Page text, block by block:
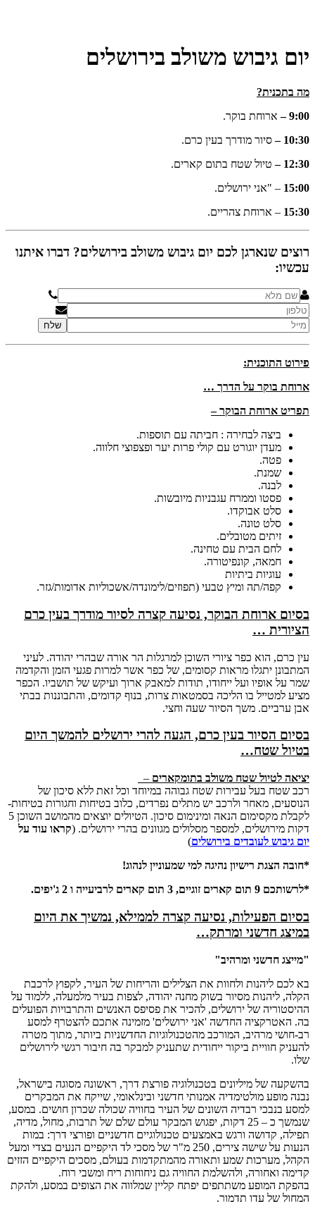
יום גיבוש משולב בירושלים
מה בתכנית?
9:00 –
ארוחת בוקר.
10:30 –
סיור מודרך בעין כרם.
12:30 –
טיול שטח בתום קארים.
15:00 – "אני ירושלים.
15:30 – ארוחת צהריים.
רוצים שנארגן לכם יום גיבוש משולב בירושלים? דברו איתנו
עכשיו:
פירוט התוכנית:
ארוחת בוקר על הדרך …
תפריט ארוחת הבוקר –
ביצה לבחירה : חביתה עם תוספות.
מעדן יוגורט עם קולי פרות יער ופצפוצי חלווה.
פטה.
שמנת.
לבנה.
פסטו וממרח עגבניות מיובשות.
סלט אבוקדו.
סלט טונה.
זיתים מטובלים.
לחם הבית עם טחינה.
חמאה, קונפיטורה.
עוגיות ביתיות
קפה/תה ומיץ טבעי (תפוזים/לימונדה/אשכוליות אדומות/גזר.
בסיום ארוחת הבוקר, נסיעה קצרה לסיור מודרך בעין כרם
הציורית …
עין כרם, הוא כפר ציורי השוכן למרגלות הר אורה שבהרי יהודה. לעיני
המתבונן יתגלו מראות קסומים, של כפר אשר למרות פגעי הזמן והקדמה
שמר על אופיו ועל ייחודו, תודות למאבק ארוך ועיקש של תושביו. הכפר
מציע למטייל בו הליכה בסמטאות צרות, בנוף קדומים, והתבוננות בבתי
אבן ערביים. משך הסיור שעה וחצי.
בסיום הסיור בעין כרם, הגעה להרי ירושלים להמשך היום
בטיול שטח…
יציאה לטיול שטח משולב בתומקארים –
רכב שטח בעל עבירות שטח גבוהה במיוחד וכל זאת ללא סיכון של
הנוסעים, מאחר ולרכב יש מתלים נפרדים, כלוב בטיחות וחגורות בטיחות-
לקבלת מקסימום הנאה ומינימום סיכון. הטיולים יוצאים מהמושב השוכן 5
דקות מירושלים, למספר מסלולים מגוונים בהרי ירושלים. (קראו עוד על
יום גיבוש לעובדים בירושלים)
*חובה הצגת רישיון נהיגה למי שמעוניין לנהוג!
*לרשותכם 9 תום קארים זוגיים, 3 תום קארים לרביעייה ו 2 ג'יפים.
בסיום הפעילות, נסיעה קצרה לממילא, נמשיך את היום
במיצג חדשני ומרתק…
"מייצג חדשני ומרהיב"
בא לכם ליהנות ולחוות את הצלילים והריחות של העיר, לקפוץ לרכבת
הקלה, ליהנות מסיור בשוק מחנה יהודה, לצפות בעיר מלמעלה, ללמוד על
ההיסטוריה של ירושלים, להכיר את פסיפס האנשים והתרבויות הפועלים
בה. האטרקציה החדשה 'אני ירושלים' מזמינה אתכם להצטרף למסע
רב-חושי מרהיב, המורכב מהטכנולוגיות החדשניות ביותר, מתוך מטרה
להעניק חוויית ביקור ייחודית שתעניק למבקר בה חיבור רגשי לירושלים
שלו.
בהשקעה של מיליונים בטכנולוגיה פורצת דרך, ראשונה מסוגה בישראל,
נבנה מופע מולטימדיה אמנותי חדשני ובינלאומי, שייקח את המבקרים
למסע בנבכי רבדיה השונים של העיר בחוויה שכולה שכרון חושים. במסע,
שנמשך כ – 25 דקות, יפגוש המבקר עולם שלם של תרבות, מחול, מדיה,
תפילה, קדושה ורגש באמצעים טכנולוגיים חדשניים ופורצי דרך: במות
הנעות על שישה צירים, 250 מ"ר של מסכי לד היקפיים הנעים בצדי ומעל
הקהל, מערכות שמע ותאורה מהמתקדמות בעולם, מסכים היקפיים הזזים
קדימה ואחורה, ולהשלמת החוויה גם ניחוחות ריח ומשבי רוח.
בהפקת המופע משתתפים יפתח קליין שמלווה את הצופים במסע, ולהקת
המחול של עדו תדמור.